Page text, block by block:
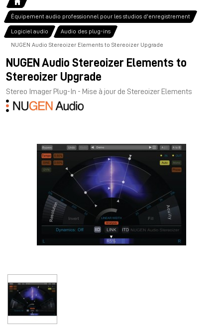
Équipement audio professionnel pour les studios d'enregistrement
Logiciel audio Audio des plug-ins
NUGEN Audio Stereoizer Elements to Stereoizer Upgrade
NUGEN Audio Stereoizer Elements to
Stereoizer Upgrade
Stereo Imager Plug-In - Mise à jour de Stereoizer Elements